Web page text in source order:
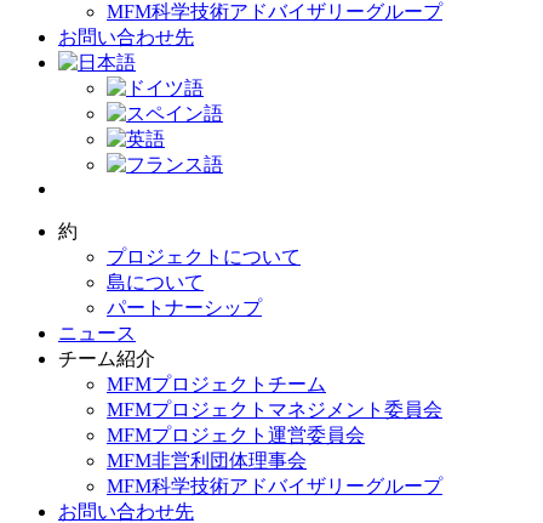
MFM科学技術アドバイザリーグループ
お問い合わせ先
約
プロジェクトについて
島について
パートナーシップ
ニュース
チーム紹介
MFMプロジェクトチーム
MFMプロジェクトマネジメント委員会
MFMプロジェクト運営委員会
MFM非営利団体理事会
MFM科学技術アドバイザリーグループ
お問い合わせ先